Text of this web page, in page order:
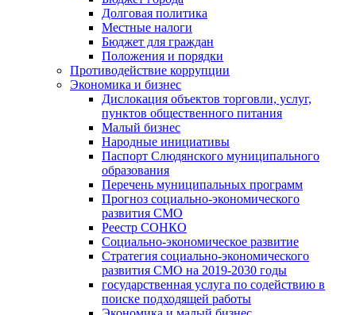
Долговая политика
Местные налоги
Бюджет для граждан
Положения и порядки
Противодействие коррупции
Экономика и бизнес
Дислокация объектов торговли, услуг,
пунктов общественного питания
Малый бизнес
Народные инициативы
Паспорт Слюдянского муниципального
образования
Перечень муниципальных программ
Прогноз социально-экономического
развития СМО
Реестр СОНКО
Социально-экономическое развитие
Стратегия социально-экономического
развития СМО на 2019-2030 годы
государственная услуга по содействию в
поиске подходящей работы